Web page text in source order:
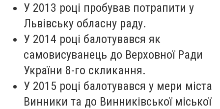
У 2013 році пробував потрапити у
Львівську обласну раду.
У 2014 році балотувався як
самовисуванець до Верховної Ради
України 8-го скликання.
У 2015 році балотувався у мери міста
Винники та до Винниківської міської